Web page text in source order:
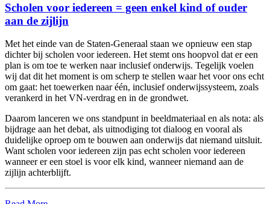
Scholen voor iedereen = geen enkel kind of ouder
aan de zijlijn
Met het einde van de Staten-Generaal staan we opnieuw een stap
dichter bij scholen voor iedereen. Het stemt ons hoopvol dat er een
plan is om toe te werken naar inclusief onderwijs. Tegelijk voelen
wij dat dit het moment is om scherp te stellen waar het voor ons echt
om gaat: het toewerken naar één, inclusief onderwijssysteem, zoals
verankerd in het VN-verdrag en in de grondwet.
Daarom lanceren we ons standpunt in beeldmateriaal en als nota: als
bijdrage aan het debat, als uitnodiging tot dialoog en vooral als
duidelijke oproep om te bouwen aan onderwijs dat niemand uitsluit.
Want scholen voor iedereen zijn pas echt scholen voor iedereen
wanneer er een stoel is voor elk kind, wanneer niemand aan de
zijlijn achterblijft.